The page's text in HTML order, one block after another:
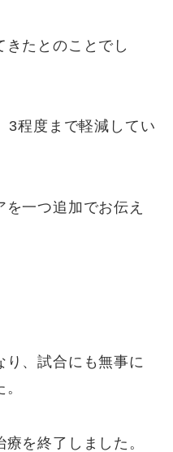
たとのことでし
3程度まで軽減してい
一つ追加でお伝え
、試合にも無事に
を終了しました。